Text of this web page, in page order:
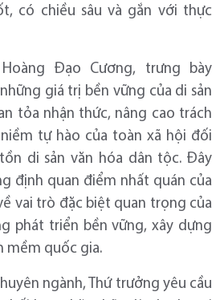
có chiều sâu và gắn với thực
Hoàng Đạo Cương, trưng bày
giá trị bền vững của di sản
tỏa nhận thức, nâng cao trách
tự hào của toàn xã hội đối
di sản văn hóa dân tộc. Đây
định quan điểm nhất quán của
vai trò đặc biệt quan trọng của
phát triển bền vững, xây dựng
mềm quốc gia.
ngành, Thứ trưởng yêu cầu